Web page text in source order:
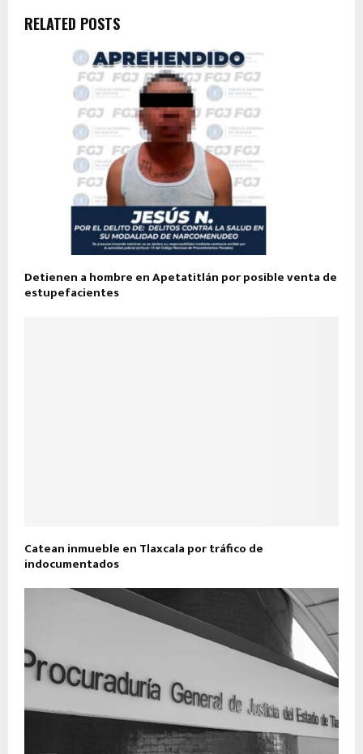
RELATED POSTS
Detienen a hombre en Apetatitlán por posible venta de
estupefacientes
Catean inmueble en Tlaxcala por tráfico de
indocumentados